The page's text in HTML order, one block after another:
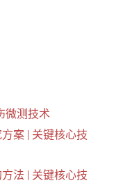
微测技术
案 | 关键核心技
法 | 关键核心技